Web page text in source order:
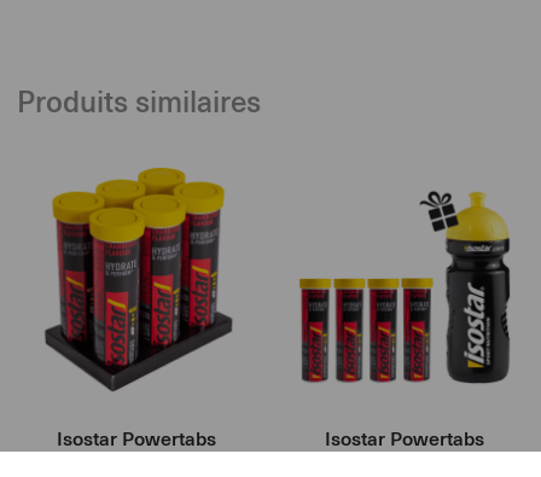
Produits similaires
Isostar Powertabs
Isostar Powertabs